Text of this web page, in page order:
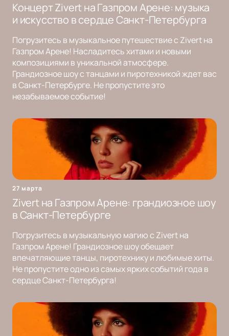
Концерт Zivert на Газпром Арене: музыка
и искусство в сердце Санкт-Петербурга
Погрузитесь в музыкальное путешествие с Zivert на
Газпром Арене! Насладитесь хитами и новыми
композициями в уникальной атмосфере.
Грандиозное шоу с танцами и пиротехникой ждет вас
в Санкт-Петербурге. Не пропустите это
незабываемое событие!
27 марта
Zivert на Газпром Арене: грандиозное шоу
в Санкт-Петербурге
Погрузитесь в музыкальную магию с Zivert на
Газпром Арене! Грандиозное шоу обещает
впечатляющие танцы, пиротехнику и любимые хиты.
Не пропустите одно из самых ярких событий года в
сердце Санкт-Петербурга!